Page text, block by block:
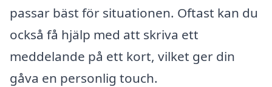
passar bäst för situationen. Oftast kan du
också få hjälp med att skriva ett
meddelande på ett kort, vilket ger din
gåva en personlig touch.